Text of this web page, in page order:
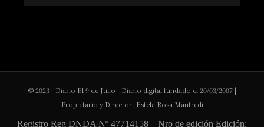
© 2023 - Diario El 9 de Julio - Diario digital fundado el 20/03/2007 |
Propietario y Director: Estela Rosa Manfredi
Registro Reg DNDA Nº 47714158 – Nro de edición Edición: